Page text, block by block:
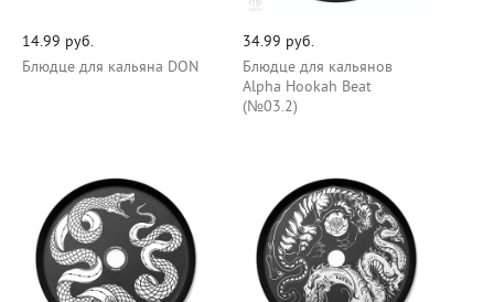
14.99 руб.
Блюдце для кальяна DON
34.99 руб.
Блюдце для кальянов
Alpha Hookah Beat
(№03.2)